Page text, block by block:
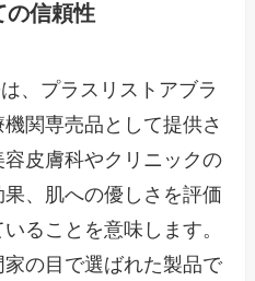
の信頼性
、プラスリストアブラ
関専売品として提供さ
皮膚科やクリニックの
、肌への優しさを評価
ることを意味します。
の目で選ばれた製品で